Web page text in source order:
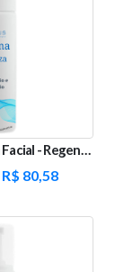
Espuma de Limpeza Facial - Regeneração e Hidratação
R$ 80,58